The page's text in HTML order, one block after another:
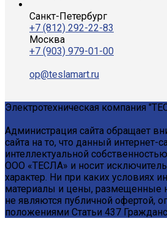
Санкт-Петербург
+7 (812) 292-22-83
Москва
+7 (903) 979-01-00
op@teslamart.ru
Электротехническая компания
Администрация сайта обращает
сайта на то, что данный интернет-
интеллектуальной собственностью
ООО «ТЕСЛА» и носит
характер. Ни при каких условиях
материалы и цены, размещенные
не являются публичной офертой,
положениями Статьи 437